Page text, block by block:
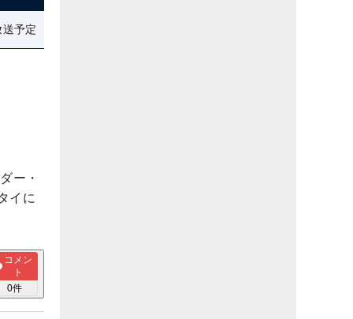
予定
ー・
イに
コメン
ト
0件